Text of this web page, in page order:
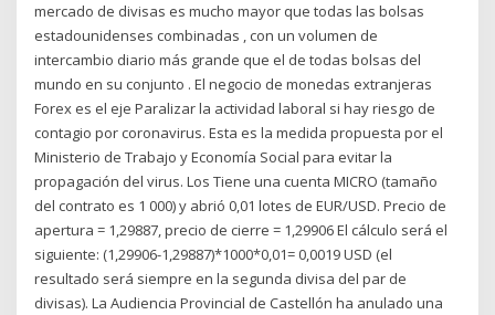
mercado de divisas es mucho mayor que todas las bolsas
estadounidenses combinadas , con un volumen de
intercambio diario más grande que el de todas bolsas del
mundo en su conjunto . El negocio de monedas extranjeras
Forex es el eje Paralizar la actividad laboral si hay riesgo de
contagio por coronavirus. Esta es la medida propuesta por el
Ministerio de Trabajo y Economía Social para evitar la
propagación del virus. Los Tiene una cuenta MICRO (tamaño
del contrato es 1 000) y abrió 0,01 lotes de EUR/USD. Precio de
apertura = 1,29887, precio de cierre = 1,29906 El cálculo será el
siguiente: (1,29906-1,29887)*1000*0,01= 0,0019 USD (el
resultado será siempre en la segunda divisa del par de
divisas). La Audiencia Provincial de Castellón ha anulado una